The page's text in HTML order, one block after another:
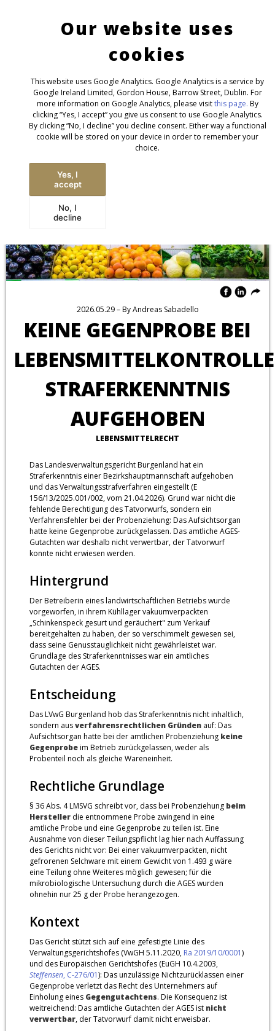
2026.05.29– ByAndreas Sabadello
KEINE GEGENPROBE BEI
STRAFERKENNTNIS
AUFGEHOBEN
LEBENSMITTELRECHT
Das Landesverwaltungsgericht Burgenland hat ein
Straferkenntnis einer Bezirkshauptmannschaft aufgehoben
und das Verwaltungsstrafverfahren eingestellt (E
156/13/2025.001/002, vom 21.04.2026). Grund war nicht die
fehlende Berechtigung des Tatvorwurfs, sondern ein
Verfahrensfehler bei der Probenziehung: Das Aufsichtsorgan
hatte keine Gegenprobe zurückgelassen. Das amtliche AGES-
Gutachten war deshalb nicht verwertbar, der Tatvorwurf
konnte nicht erwiesen werden.
Hintergrund
Der Betreiberin eines landwirtschaftlichen Betriebs wurde
vorgeworfen, in ihrem Kühllager vakuumverpackten
„Schinkenspeck gesurt und geräuchert" zum Verkauf
bereitgehalten zu haben, der so verschimmelt gewesen sei,
dass seine Genusstauglichkeit nicht gewährleistet war.
Grundlage des Straferkenntnisses war ein amtliches
Gutachten der AGES.
Entscheidung
Das LVwG Burgenland hob das Straferkenntnis nicht inhaltlich,
sondern ausverfahrensrechtlichen Gründen auf: Das
Aufsichtsorgan hatte bei der amtlichen Probenziehung keine
Gegenprobeim Betrieb zurückgelassen, weder als
Probenteil noch als gleiche Wareneinheit.
Rechtliche Grundlage
§ 36 Abs. 4 LMSVG schreibt vor, dass bei Probenziehung beim
Hersteller die entnommene Probe zwingend in eine
amtliche Probe und eine Gegenprobe zu teilen ist. Eine
Ausnahme von dieser Teilungspflicht lag hier nach Auffassung
des Gerichts nicht vor: Bei einer vakuumverpackten, nicht
gefrorenen Selchware mit einem Gewicht von 1.493 g wäre
eine Teilung ohne Weiteres möglich gewesen; für die
mikrobiologische Untersuchung durch die AGES wurden
ohnehin nur 25 g der Probe herangezogen.
Kontext
Das Gericht stützt sich auf eine gefestigte Linie des
Verwaltungsgerichtshofes (VwGH 5.11.2020, Ra 2019/10/0001)
und des Europäischen Gerichtshofes (EuGH 10.4.2003,
Steffensen, C-276/01): Das unzulässige Nichtzurücklassen einer
Gegenprobe verletzt das Recht des Unternehmers auf
Einholung eines Gegengutachtens. Die Konsequenz ist
weitreichend: Das amtliche Gutachten der AGES ist nicht
verwertbar, der Tatvorwurf damit nicht erweisbar.
Our website uses
cookies
This website uses Google Analytics. Google Analytics is a service by
Google Ireland Limited, Gordon House, Barrow Street, Dublin. For
more information on Google Analytics, please visitthis page. By
clicking “Yes, I accept” you give us consent to use Google Analytics.
By clicking “No, I decline” you decline consent. Either way a functional
cookie will be stored on your device in order to remember your
choice.
Yes, I
accept
No, I
decline